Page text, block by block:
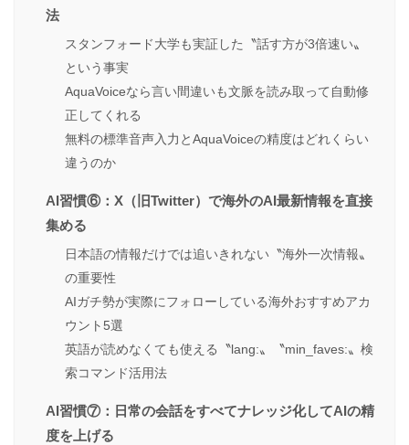
法
スタンフォード大学も実証した〝話す方が3倍速い〟
という事実
AquaVoiceなら言い間違いも文脈を読み取って自動修
正してくれる
無料の標準音声入力とAquaVoiceの精度はどれくらい
違うのか
AI習慣⑥：X（旧Twitter）で海外のAI最新情報を直接
集める
日本語の情報だけでは追いきれない〝海外一次情報〟
の重要性
AIガチ勢が実際にフォローしている海外おすすめアカ
ウント5選
英語が読めなくても使える〝lang:〟〝min_faves:〟検
索コマンド活用法
AI習慣⑦：日常の会話をすべてナレッジ化してAIの精
度を上げる